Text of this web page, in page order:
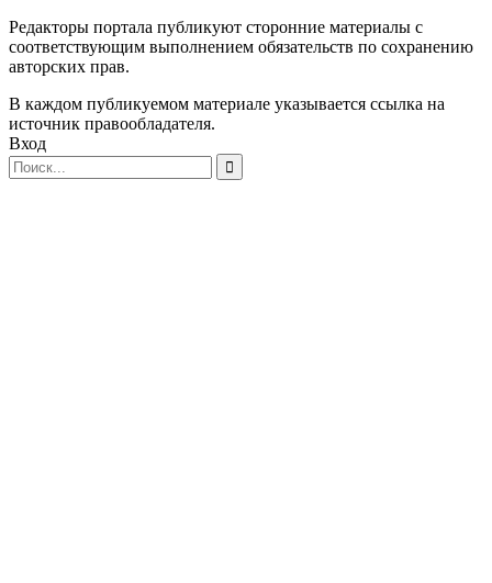
Редакторы портала публикуют сторонние материалы с
соответствующим выполнением обязательств по сохранению
авторских прав.
В каждом публикуемом материале указывается ссылка на
источник правообладателя.
Вход